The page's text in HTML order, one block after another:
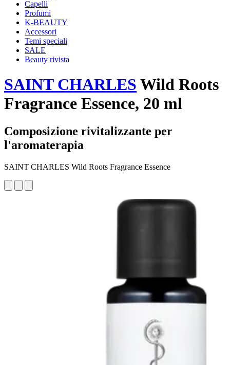
Capelli
Profumi
K-BEAUTY
Accessori
Temi speciali
SALE
Beauty rivista
SAINT CHARLES Wild Roots
Fragrance Essence, 20 ml
Composizione rivitalizzante per
l'aromaterapia
SAINT CHARLES Wild Roots Fragrance Essence